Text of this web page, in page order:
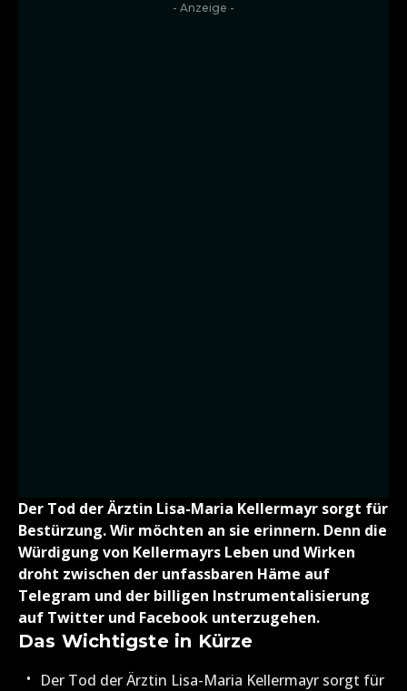
- Anzeige -
Der Tod der Ärztin Lisa-Maria Kellermayr sorgt für
Bestürzung. Wir möchten an sie erinnern. Denn die
Würdigung von Kellermayrs Leben und Wirken
droht zwischen der unfassbaren Häme auf
Telegram und der billigen Instrumentalisierung
auf Twitter und Facebook unterzugehen.
Das Wichtigste in Kürze
Der Tod der Ärztin Lisa-Maria Kellermayr sorgt für